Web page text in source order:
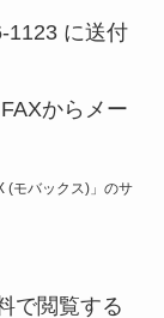
1123 に送付
からメー
(モバックス)」のサ
で閲覧する